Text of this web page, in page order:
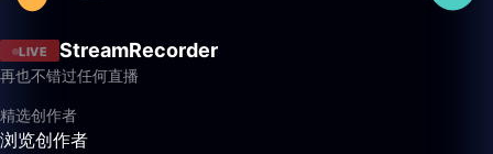
LIVE StreamRecorder
再也不错过任何直播
精选创作者
浏览创作者